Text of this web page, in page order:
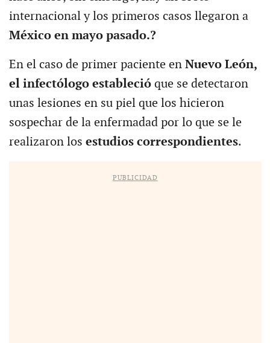
internacional y los primeros casos llegaron a
México en mayo pasado.?
En el caso de primer paciente en Nuevo León,
el infectólogo estableció que se detectaron
unas lesiones en su piel que los hicieron
sospechar de la enfermadad por lo que se le
realizaron los estudios correspondientes.
PUBLICIDAD